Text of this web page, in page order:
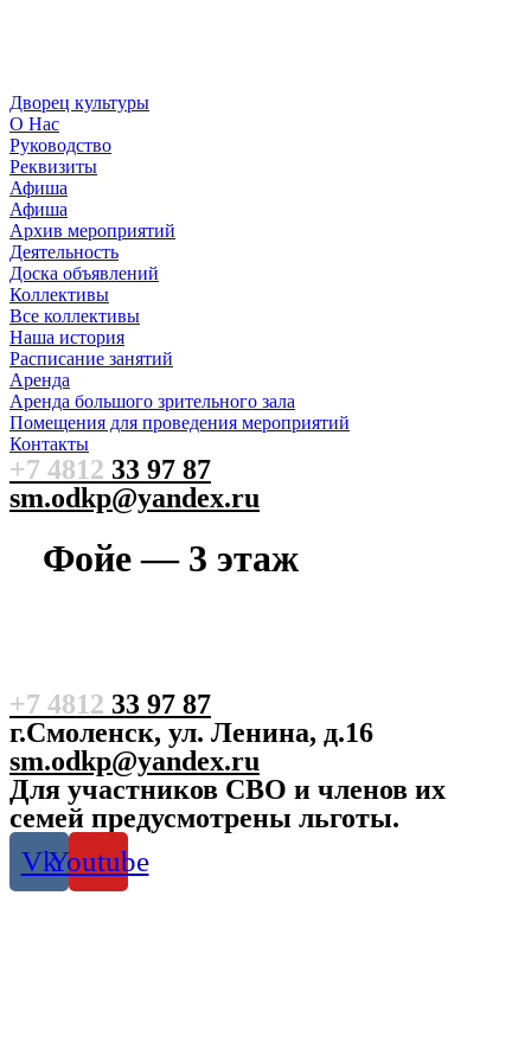
Дворец культуры
О Нас
Руководство
Реквизиты
Афиша
Афиша
Архив мероприятий
Деятельность
Доска объявлений
Коллективы
Все коллективы
Наша история
Расписание занятий
Аренда
Аренда большого зрительного зала
Помещения для проведения мероприятий
Контакты
+7 4812 33 97 87
sm.odkp@yandex.ru
Фойе — 3 этаж
+7 4812 33 97 87
г.Смоленск, ул. Ленина, д.16
sm.odkp@yandex.ru
Для участников СВО и членов их
семей предусмотрены льготы.
VkYoutube